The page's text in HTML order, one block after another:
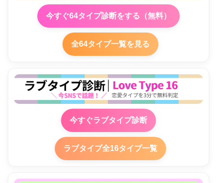
今すぐ64タイプ診断をする（無料）
全64タイプ一覧を見る
今すぐラブタイプ診断
ラブタイプ全16タイプ一覧